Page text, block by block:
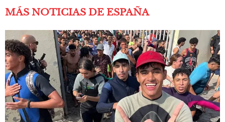
MÁS NOTICIAS DE ESPAÑA